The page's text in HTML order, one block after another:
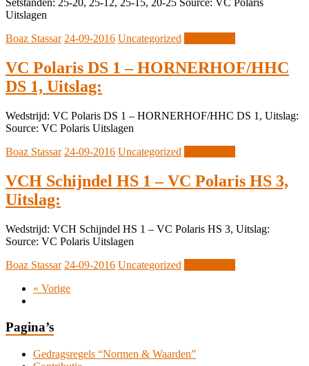
Setstanden: 25-20, 25-12, 25-15, 20-25 Source: VC Polaris
Uitslagen
Boaz Stassar 24-09-2016 Uncategorized
VC Polaris DS 1 – HORNERHOF/HHC
DS 1, Uitslag:
Wedstrijd: VC Polaris DS 1 – HORNERHOF/HHC DS 1, Uitslag:
Source: VC Polaris Uitslagen
Boaz Stassar 24-09-2016 Uncategorized
VCH Schijndel HS 1 – VC Polaris HS 3,
Uitslag:
Wedstrijd: VCH Schijndel HS 1 – VC Polaris HS 3, Uitslag:
Source: VC Polaris Uitslagen
Boaz Stassar 24-09-2016 Uncategorized
« Vorige
Pagina’s
Gedragsregels “Normen & Waarden”